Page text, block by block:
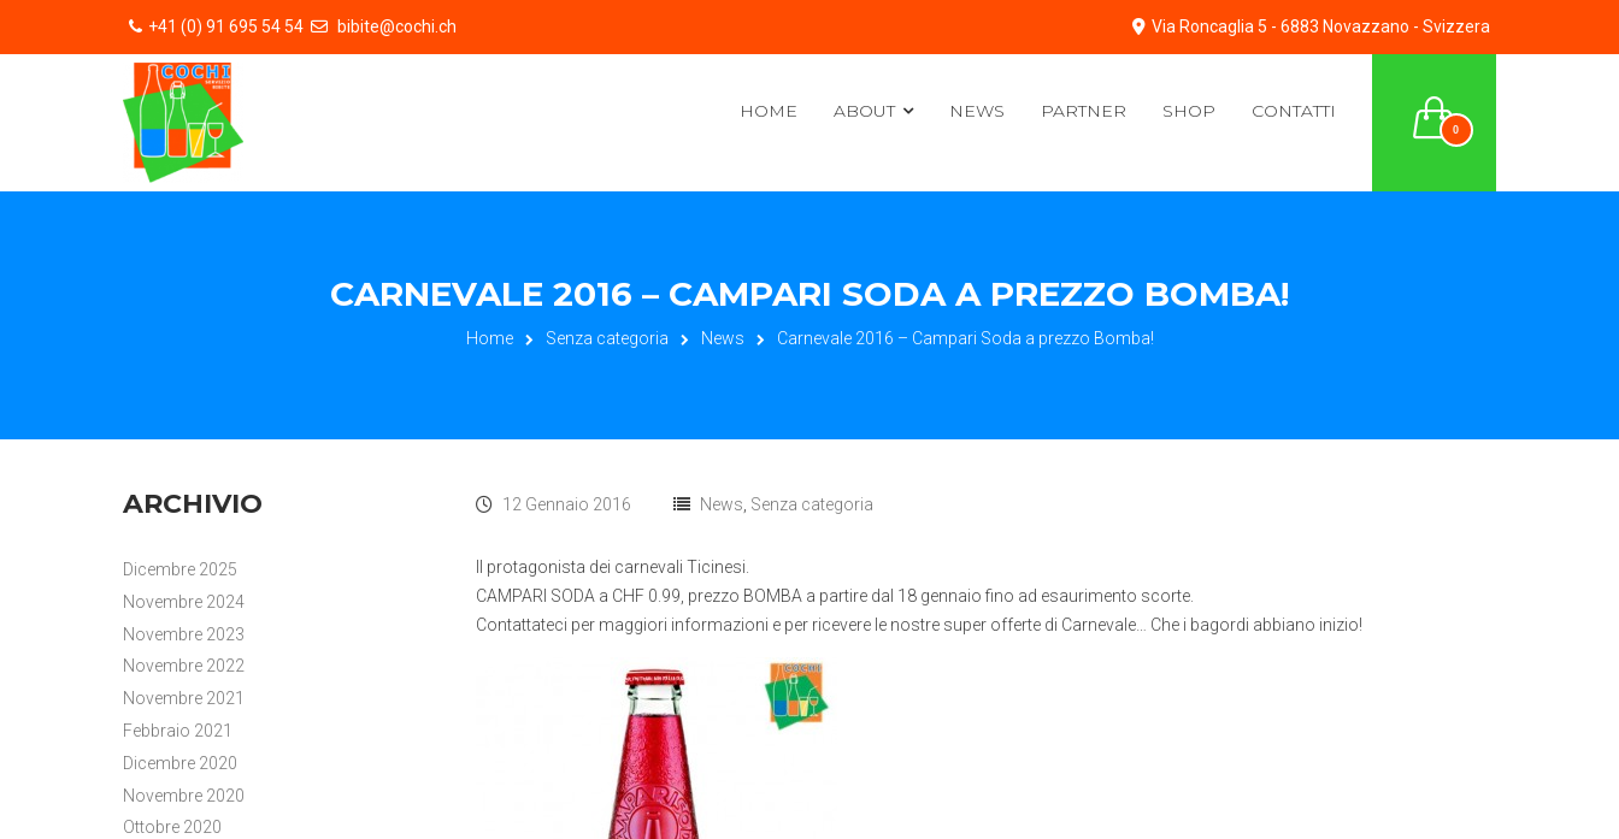
+41 (0) 91 695 54 54 bibite@cochi.ch Via Roncaglia 5 - 6883 Novazzano - Svizzera
0
HOME ABOUT NEWS PARTNER SHOP CONTATTI
CARNEVALE 2016 – CAMPARI SODA A PREZZO BOMBA!
Home Senza categoria News Carnevale 2016 – Campari Soda a prezzo Bomba!
12 Gennaio 2016 News Senza categoria
Il protagonista dei carnevali Ticinesi.
CAMPARI SODA a CHF 0.99, prezzo BOMBA a partire dal 18 gennaio fino ad esaurimento scorte.
Contattateci per maggiori informazioni e per ricevere le nostre super offerte di Carnevale… Che i bagordi abbiano inizio!
ARCHIVIO
Dicembre 2025
Novembre 2024
Novembre 2023
Novembre 2022
Novembre 2021
Febbraio 2021
Dicembre 2020
Novembre 2020
Ottobre 2020